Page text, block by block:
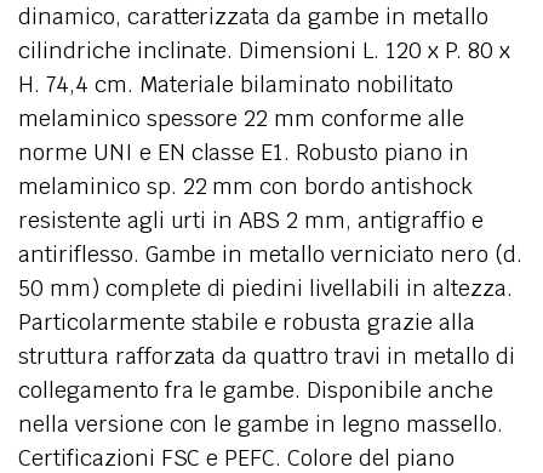
dinamico, caratterizzata da gambe in metallo
cilindriche inclinate. Dimensioni L. 120 x P. 80 x
H. 74,4 cm. Materiale bilaminato nobilitato
melaminico spessore 22 mm conforme alle
norme UNI e EN classe E1. Robusto piano in
melaminico sp. 22 mm con bordo antishock
resistente agli urti in ABS 2 mm, antigraffio e
antiriflesso. Gambe in metallo verniciato nero (d.
50 mm) complete di piedini livellabili in altezza.
Particolarmente stabile e robusta grazie alla
struttura rafforzata da quattro travi in metallo di
collegamento fra le gambe. Disponibile anche
nella versione con le gambe in legno massello.
Certificazioni FSC e PEFC. Colore del piano